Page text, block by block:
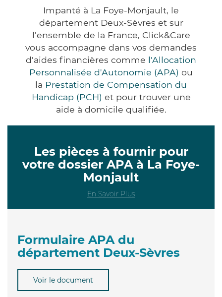
Impanté à La Foye-Monjault, le
département Deux-Sèvres et sur
l'ensemble de la France, Click&Care
vous accompagne dans vos demandes
d'aides financières comme l'Allocation
Personnalisée d'Autonomie (APA) ou
la Prestation de Compensation du
Handicap (PCH) et pour trouver une
aide à domicile qualifiée.
Les pièces à fournir pour
votre dossier APA à La Foye-
Monjault
En Savoir Plus
Formulaire APA du
département Deux-Sèvres
Voir le document